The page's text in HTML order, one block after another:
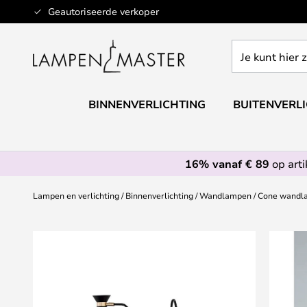
Geautoriseerde verkoper
Ga
naar
inhoud
kunt
zoeken
webwinkel
BINNENVERLICHTING
16% vanaf € 89 op
Lampen en verlichting Binnenverlichting Wandlampen Cone